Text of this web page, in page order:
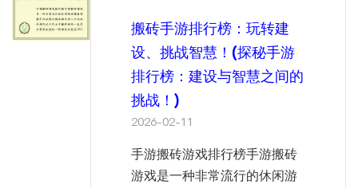
搬砖手游排行榜：玩转建
设、挑战智慧！(探秘手游
排行榜：建设与智慧之间的
挑战！)
2026-02-11
手游搬砖游戏排行榜手游搬砖
游戏是一种非常流行的休闲游